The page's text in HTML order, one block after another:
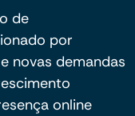
de
por
novas demandas
online